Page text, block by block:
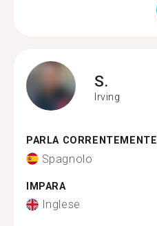
S.
Irving
PARLA CORRENTEMENTE
Spagnolo
IMPARA
Inglese